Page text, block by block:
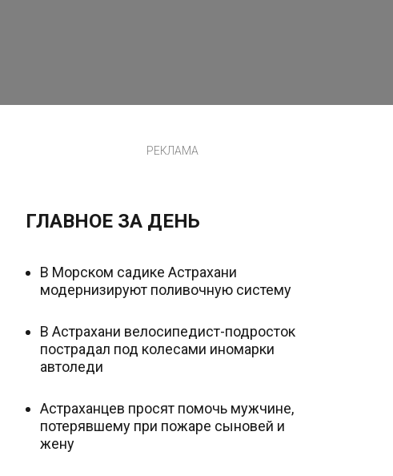
РЕКЛАМА
ГЛАВНОЕ ЗА ДЕНЬ
В Морском садике Астрахани
модернизируют поливочную систему
В Астрахани велосипедист-подросток
пострадал под колесами иномарки
автоледи
Астраханцев просят помочь мужчине,
потерявшему при пожаре сыновей и
жену